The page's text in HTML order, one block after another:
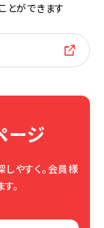
とができます
ージ
やすく。会員様
。